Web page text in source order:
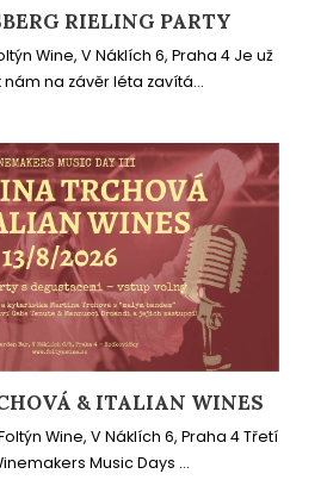
RIELING PARTY
Wine, V Náklích 6, Praha 4 Je už
nám na závěr léta zavítá...
& ITALIAN WINES
Wine, V Náklích 6, Praha 4 Třetí
Music Days ...